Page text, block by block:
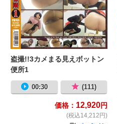
盗撮!!3カメまる見えボットン
便所1
00:30 (111)
価格： 12,920円
(税込14,212円)